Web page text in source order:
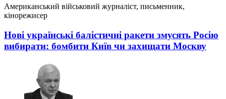
Американський військовий журналіст, письменник,
кінорежисер
Нові українські балістичні ракети змусять Росію
вибирати: бомбити Київ чи захищати Москву